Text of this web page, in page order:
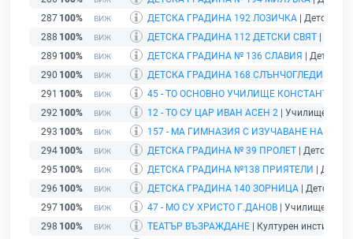
287 100% ДЕТСКА ГРАДИНА 192 ЛОЗИЧКА | Детска
288 100% ДЕТСКА ГРАДИНА 112 ДЕТСКИ СВЯТ
289 100% ДЕТСКА ГРАДИНА № 136 СЛАВИЯ
| Детска
290 100% ДЕТСКА ГРАДИНА 168 СЛЪНЧОГЛЕДИ
291 100%
45 - ТО ОСНОВНО УЧИЛИЩЕ КОНСТАНТИН
292 100% 12 - ТО СУ ЦАР ИВАН АСЕН 2 | Училище | гр.
293 100%
157 - МА ГИМНАЗИЯ С ИЗУЧАВАНЕ НА
294 100% ДЕТСКА ГРАДИНА № 39 ПРОЛЕТ | Детска
295 100% ДЕТСКА ГРАДИНА №138 ПРИЯТЕЛИ
|
296 100% ДЕТСКА ГРАДИНА 140 ЗОРНИЦА | Детска
297 100% 47 - МО СУ ХРИСТО Г.ДАНОВ | Училище | гр.
298 100% ТЕАТЪР ВЪЗРАЖДАНЕ | Културен институт